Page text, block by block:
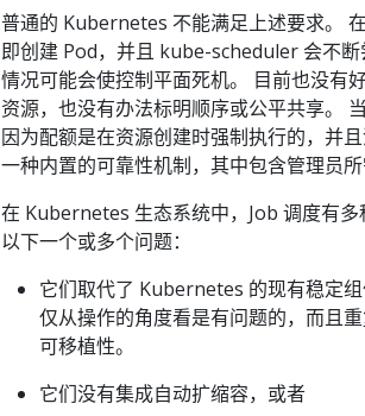
普通的 Kubernetes 不能满足上述要求。
即创建 Pod，并且 kube-scheduler 会不
情况可能会使控制平面死机。 目前也没有
资源，也没有办法标明顺序或公平共享。
因为配额是在资源创建时强制执行的，并
一种内置的可靠性机制，其中包含管理员
在 Kubernetes 生态系统中，Job 调度有
以下一个或多个问题：
它们取代了 Kubernetes 的现有稳定
仅从操作的角度看是有问题的，而且
可移植性。
它们没有集成自动扩缩容，或者